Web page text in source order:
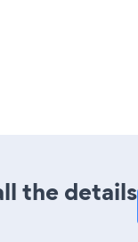
the details